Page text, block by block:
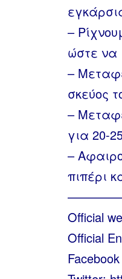
–
ώστε να
–
σκεύος
–
για 20-
–
πιπέρι
Official
Official